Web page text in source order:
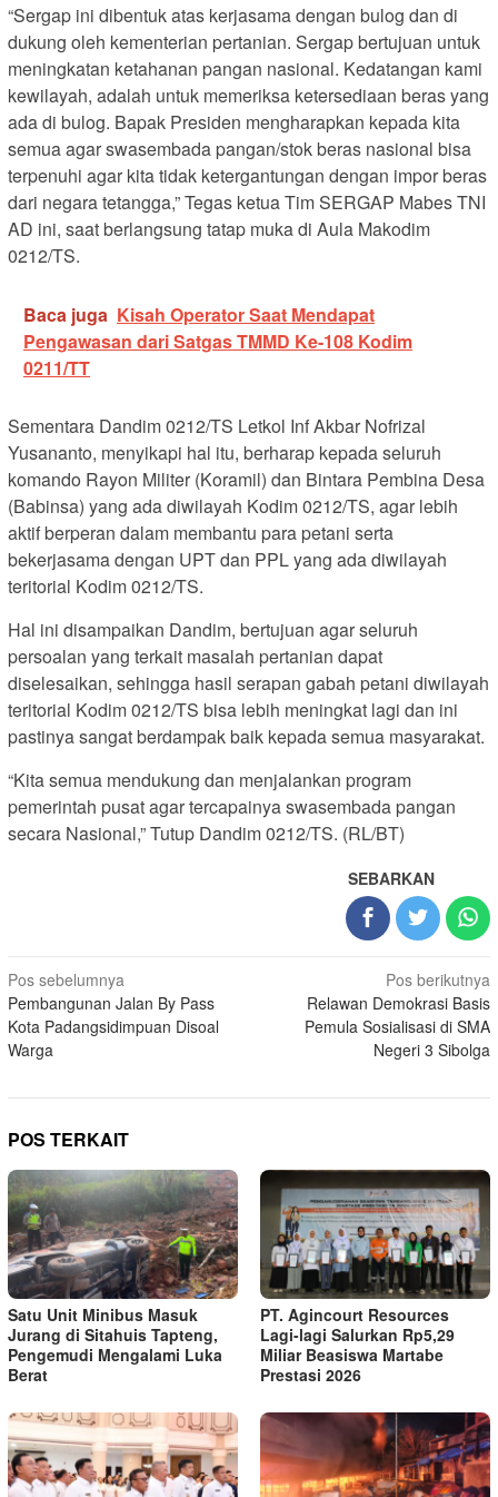
“Sergap ini dibentuk atas kerjasama dengan bulog dan di
dukung oleh kementerian pertanian. Sergap bertujuan untuk
meningkatan ketahanan pangan nasional. Kedatangan kami
kewilayah, adalah untuk memeriksa ketersediaan beras yang
ada di bulog. Bapak Presiden mengharapkan kepada kita
semua agar swasembada pangan/stok beras nasional bisa
terpenuhi agar kita tidak ketergantungan dengan impor beras
dari negara tetangga,” Tegas ketua Tim SERGAP Mabes TNI
AD ini, saat berlangsung tatap muka di Aula Makodim
0212/TS.
Baca juga Kisah Operator Saat Mendapat
Pengawasan dari Satgas TMMD Ke-108 Kodim
0211/TT
Sementara Dandim 0212/TS Letkol Inf Akbar Nofrizal
Yusananto, menyikapi hal itu, berharap kepada seluruh
komando Rayon Militer (Koramil) dan Bintara Pembina Desa
(Babinsa) yang ada diwilayah Kodim 0212/TS, agar lebih
aktif berperan dalam membantu para petani serta
bekerjasama dengan UPT dan PPL yang ada diwilayah
teritorial Kodim 0212/TS.
Hal ini disampaikan Dandim, bertujuan agar seluruh
persoalan yang terkait masalah pertanian dapat
diselesaikan, sehingga hasil serapan gabah petani diwilayah
teritorial Kodim 0212/TS bisa lebih meningkat lagi dan ini
pastinya sangat berdampak baik kepada semua masyarakat.
“Kita semua mendukung dan menjalankan program
pemerintah pusat agar tercapainya swasembada pangan
secara Nasional,” Tutup Dandim 0212/TS. (RL/BT)
SEBARKAN
Navigasi
pos
Pos sebelumnya
Pembangunan Jalan By Pass
Kota Padangsidimpuan Disoal
Warga
Pos berikutnya
Relawan Demokrasi Basis
Pemula Sosialisasi di SMA
Negeri 3 Sibolga
POS TERKAIT
Satu Unit Minibus Masuk
Jurang di Sitahuis Tapteng,
Pengemudi Mengalami Luka
Berat
PT. Agincourt Resources
Lagi-lagi Salurkan Rp5,29
Miliar Beasiswa Martabe
Prestasi 2026